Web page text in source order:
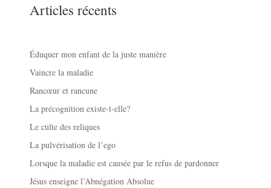
Articles récents
Éduquer mon enfant de la juste manière
Vaincre la maladie
Rancœur et rancune
La précognition existe-t-elle?
Le culte des reliques
La pulvérisation de l’ego
Lorsque la maladie est causée par le refus de pardonner
Jésus enseigne l’Abnégation Absolue